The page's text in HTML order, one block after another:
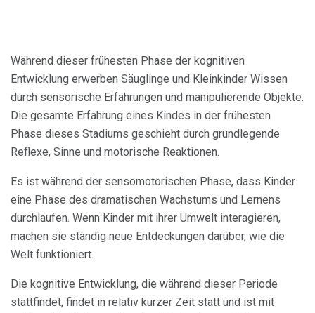
Während dieser frühesten Phase der kognitiven
Entwicklung erwerben Säuglinge und Kleinkinder Wissen
durch sensorische Erfahrungen und manipulierende Objekte.
Die gesamte Erfahrung eines Kindes in der frühesten
Phase dieses Stadiums geschieht durch grundlegende
Reflexe, Sinne und motorische Reaktionen.
Es ist während der sensomotorischen Phase, dass Kinder
eine Phase des dramatischen Wachstums und Lernens
durchlaufen. Wenn Kinder mit ihrer Umwelt interagieren,
machen sie ständig neue Entdeckungen darüber, wie die
Welt funktioniert.
Die kognitive Entwicklung, die während dieser Periode
stattfindet, findet in relativ kurzer Zeit statt und ist mit